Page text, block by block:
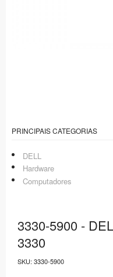
PRINCIPAIS CATEGORIAS
DELL
Hardware
Computadores
3330-5900 -
3330
SKU: 3330-5900